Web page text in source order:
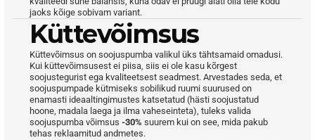
jaoks kõige sobivam variant.
Küttevõimsus
Küttevõimsus on soojuspumba valikul üks tähtsamaid omadusi.
Kui küttevõimsusest ei piisa, siis ei ole kasu kõrgest
soojustegurist ega kvaliteetsest seadmest. Arvestades seda, et
soojuspumpade kütmiseks sobilikud ruumi suurused on
enamasti ideaaltingimustes katsetatud (hästi soojustatud
hoone, madala laega ja ilma vaheseinteta), tuleks valida
soojuspumba võimsus -30% suurem kui on see, mida pakub
tehas reklaamitud andmetes.